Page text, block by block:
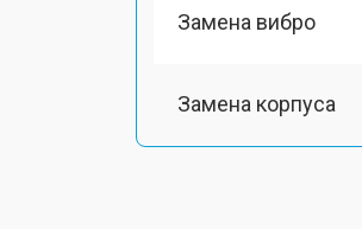
Замена вибро
Замена корпуса